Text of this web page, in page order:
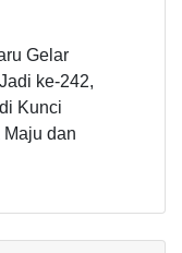
Gelar
ke-242,
Kunci
dan